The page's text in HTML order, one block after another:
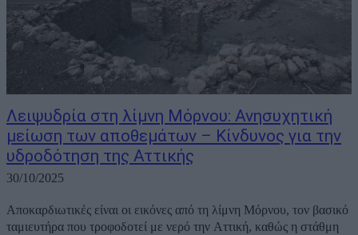
Λειψυδρία στη λίμνη Μόρνου: Ανησυχητική
μείωση των αποθεμάτων – Κίνδυνος για την
υδροδότηση της Αττικής
30/10/2025
Αποκαρδιωτικές είναι οι εικόνες από τη λίμνη Μόρνου, τον βασικό
ταμιευτήρα που τροφοδοτεί με νερό την Αττική, καθώς η στάθμη